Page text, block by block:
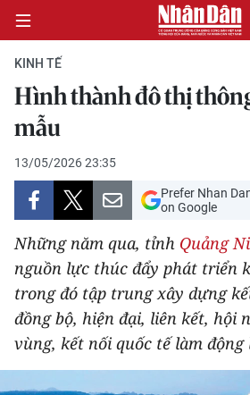
CHÍNH TRỊ
KINH TẾ
VĂN HÓA
XÃ HỘI
PHÁP LUẬT
DU LỊCH
KINH TẾ
Hình thành đô thị
mẫu
13/05/2026 23:35
Prefer Nhan
on Google
Những năm qua, tỉnh Quảng
nguồn lực thúc đẩy phát triển
trong đó tập trung xây dựng
đồng bộ, hiện đại, liên kết, hội
vùng, kết nối quốc tế làm động